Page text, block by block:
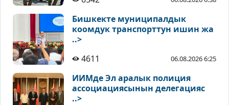
Бишкекте муниципалдык
коомдук транспорттун ишин жа
..>
4611
06.08.2026 6:25
ИИМде Эл аралык полиция
ассоциациясынын делегацияс
..>